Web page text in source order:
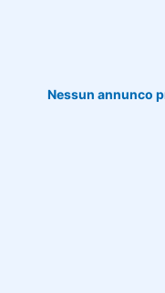
Nessun annunco